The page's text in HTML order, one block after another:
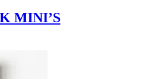
MINI’S